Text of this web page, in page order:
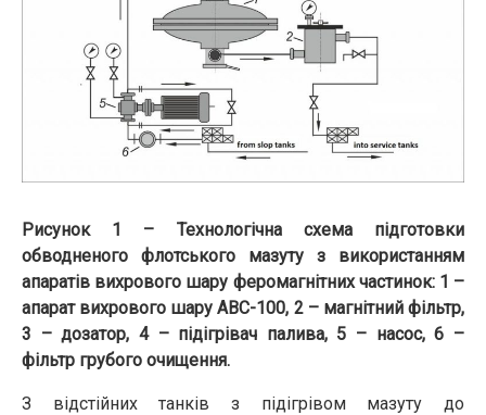
Рисунок 1 – Технологічна схема підготовки
обводненого флотського мазуту з використанням
апаратів вихрового шару феромагнітних частинок: 1 –
апарат вихрового шару АВС-100, 2 – магнітний фільтр,
3 – дозатор, 4 – підігрівач палива, 5 – насос, 6 –
фільтр грубого очищення.
З відстійних танків з підігрівом мазуту до